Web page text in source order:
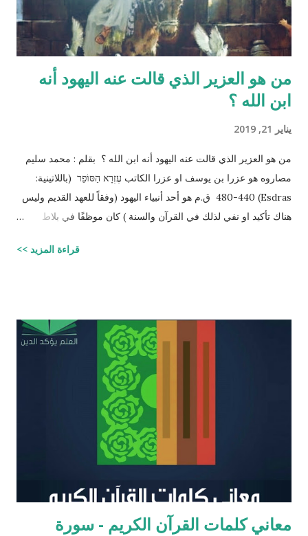
من هو العزير الذي قالت عنه اليهود أنه
ابن الله ؟
يناير 21, 2019
من هو العزير الذي قالت عنه اليهود أنه ابن الله ؟ بقلم : محمد سليم
مصاروه هو عزرا بن يوسف او عزرا الكاتب עֶזְרָא הַסּוֹפֵר (باللاتينية:
Esdras) 480-440 ق.م هو أحد أنبياء اليهود (وفقاً للعهد القديم وليس
هناك تأكيد او نفي لذلك في القرآن والسنة ) كان موظفًا في بلاط
اليهودية وكان ملماً بالتوراة ومدرساً لتعاليمها وكذلك كان كاتباً ماهراً
تعاليمها وطهر المجتمع اليهودي من الزواج المختلط، ولهذه الأسباب
يحتل عزرا الكاتب مكانه عاليه جداً في الإرث الديني اليهود وقصته
مذكوره في ( سفر عزرا ) في العهد القديم ونجد في ملاحق الشروحات
اليهوديه للمشناه والمعروفه باسم ( توسفتا ) תוספתא نجد رأياً يُزعم ان
عزرا الكاتب كان مستحقاً لان تتنزل عليه التوراه لولا ان موسى عليه
السلام سبقه ! כי ראויה הייתה התורה להינתן על י...
قراءة المزيد >>
معاني كلمات القرآن الكريم - سورة